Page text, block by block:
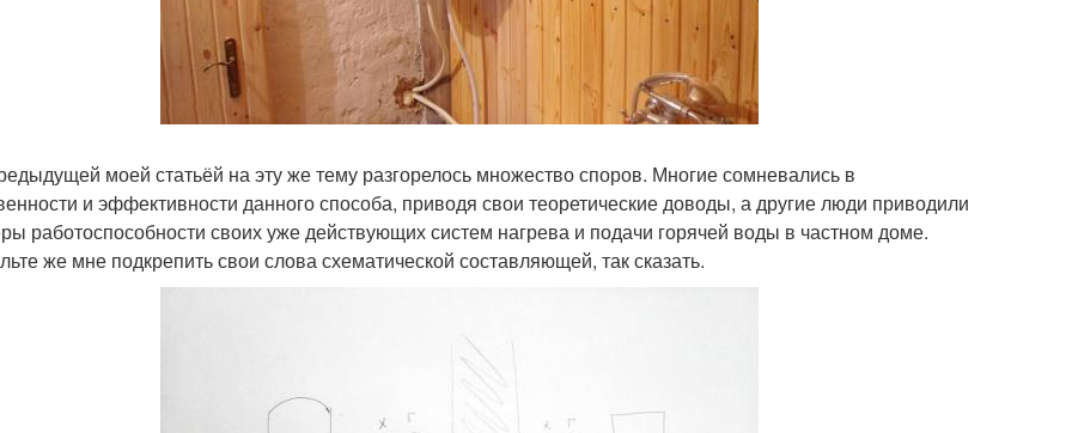
моей статьёй на эту же тему разгорелось множество споров. Многие сомневались в
и эффективности данного способа, приводя свои теоретические доводы, а другие люди приводили
работоспособности своих уже действующих систем нагрева и подачи горячей воды в частном доме.
же мне подкрепить свои слова схематической составляющей, так сказать.